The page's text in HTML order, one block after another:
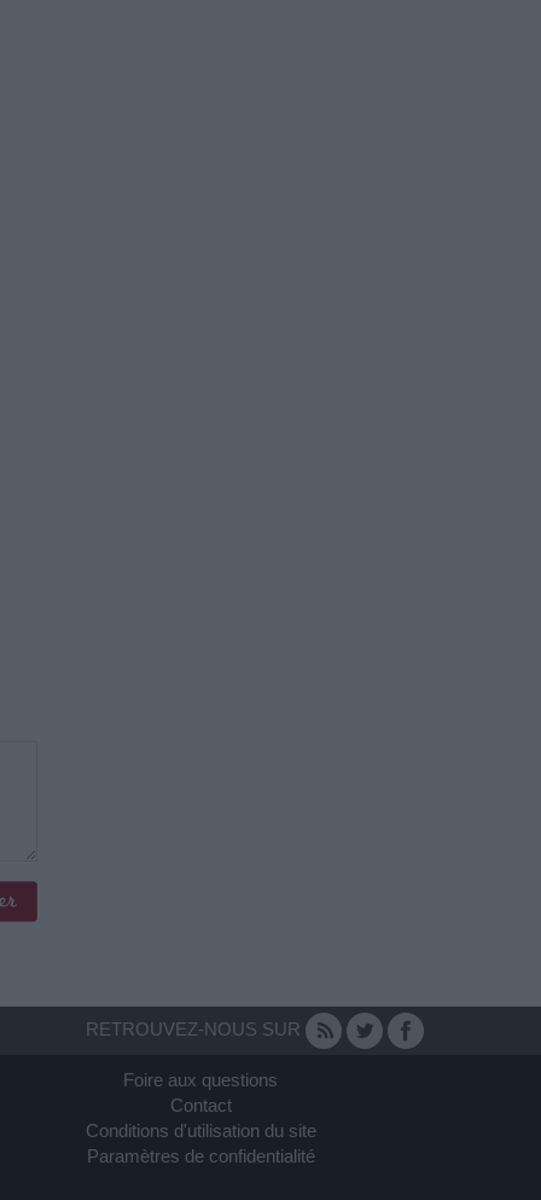
RETROUVEZ-NOUS SUR
Foire aux questions
Contact
Conditions d'utilisation du site
Paramètres de confidentialité